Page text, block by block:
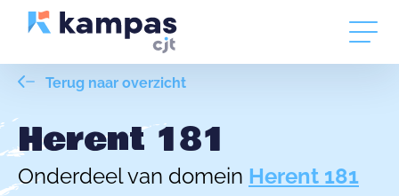
Terug naar overzicht
Herent 181
Onderdeel van domein Herent 181